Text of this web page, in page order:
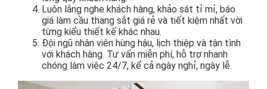
Luôn lắng nghe khách hàng, khảo sát tỉ mỉ, báo
giá làm cầu thang sắt giá rẻ và tiết kiệm nhất vời
từng kiểu thiết kế khác nhau.
Đội ngũ nhân viên hùng hậu, lịch thiệp và tận tình
với khách hàng. Tư vấn miễn phí, hỗ trợ nhanh
chóng làm việc 24/7, kể cả ngày nghỉ, ngày lễ.